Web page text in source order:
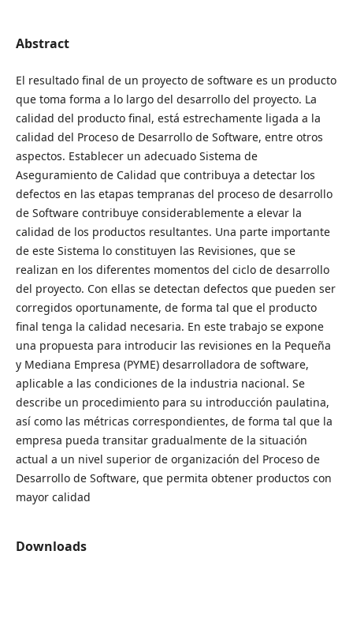
Abstract
El resultado final de un proyecto de software es un producto
que toma forma a lo largo del desarrollo del proyecto. La
calidad del producto final, está estrechamente ligada a la
calidad del Proceso de Desarrollo de Software, entre otros
aspectos. Establecer un adecuado Sistema de
Aseguramiento de Calidad que contribuya a detectar los
defectos en las etapas tempranas del proceso de desarrollo
de Software contribuye considerablemente a elevar la
calidad de los productos resultantes. Una parte importante
de este Sistema lo constituyen las Revisiones, que se
realizan en los diferentes momentos del ciclo de desarrollo
del proyecto. Con ellas se detectan defectos que pueden ser
corregidos oportunamente, de forma tal que el producto
final tenga la calidad necesaria. En este trabajo se expone
una propuesta para introducir las revisiones en la Pequeña
y Mediana Empresa (PYME) desarrolladora de software,
aplicable a las condiciones de la industria nacional. Se
describe un procedimiento para su introducción paulatina,
así como las métricas correspondientes, de forma tal que la
empresa pueda transitar gradualmente de la situación
actual a un nivel superior de organización del Proceso de
Desarrollo de Software, que permita obtener productos con
mayor calidad
Downloads